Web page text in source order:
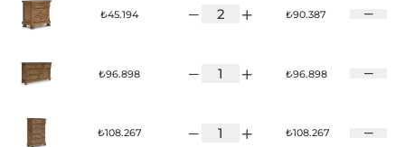
₺45.194 ₺90.387
₺96.898 ₺96.898
₺108.267 ₺108.267